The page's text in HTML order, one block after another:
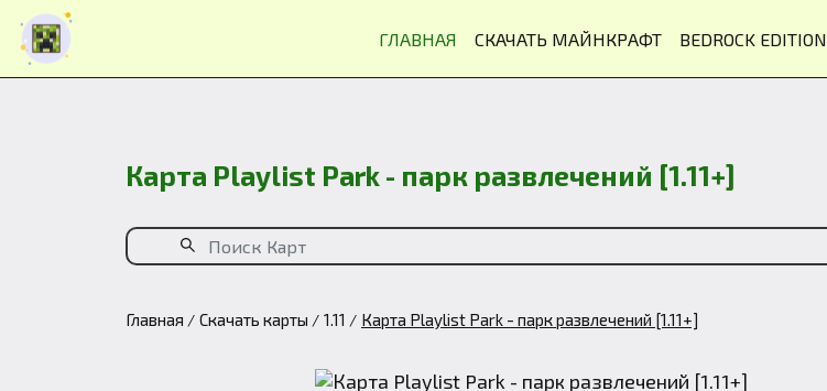
ГЛАВНАЯ СКАЧАТЬ МАЙНКРАФТ BEDROCK EDITION
Карта Playlist Park - парк развлечений [1.11+]
Главная Скачать карты 1.11 Карта Playlist Park - парк развлечений [1.11+]